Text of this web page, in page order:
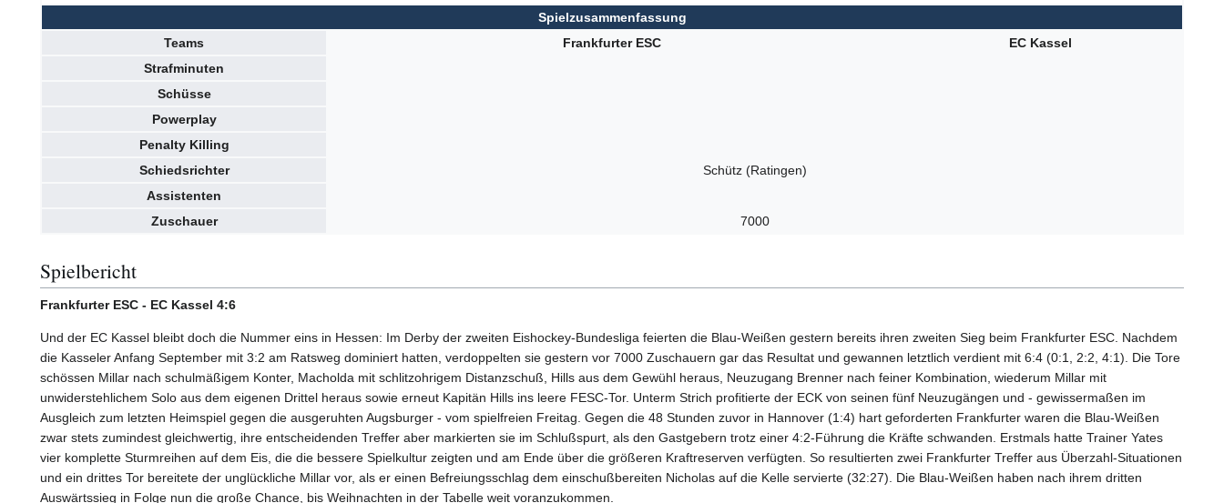
Spielzusammenfassung
Teams
Frankfurter ESC
EC Kassel
Strafminuten
Schüsse
Powerplay
Penalty Killing
Schiedsrichter
Schütz (Ratingen)
Assistenten
Zuschauer
7000
Spielbericht
Frankfurter ESC - EC Kassel 4:6
Und der EC Kassel bleibt doch die Nummer eins in Hessen: Im Derby der zweiten Eishockey-Bundesliga feierten die Blau-Weißen gestern bereits ihren zweiten Sieg beim Frankfurter ESC. Nachdem
die Kasseler Anfang September mit 3:2 am Ratsweg dominiert hatten, verdoppelten sie gestern vor 7000 Zuschauern gar das Resultat und gewannen letztlich verdient mit 6:4 (0:1, 2:2, 4:1). Die Tore
schössen Millar nach schulmäßigem Konter, Macholda mit schlitzohrigem Distanzschuß, Hills aus dem Gewühl heraus, Neuzugang Brenner nach feiner Kombination, wiederum Millar mit
unwiderstehlichem Solo aus dem eigenen Drittel heraus sowie erneut Kapitän Hills ins leere FESC-Tor. Unterm Strich profitierte der ECK von seinen fünf Neuzugängen und - gewissermaßen im
Ausgleich zum letzten Heimspiel gegen die ausgeruhten Augsburger - vom spielfreien Freitag. Gegen die 48 Stunden zuvor in Hannover (1:4) hart geforderten Frankfurter waren die Blau-Weißen
zwar stets zumindest gleichwertig, ihre entscheidenden Treffer aber markierten sie im Schlußspurt, als den Gastgebern trotz einer 4:2-Führung die Kräfte schwanden. Erstmals hatte Trainer Yates
vier komplette Sturmreihen auf dem Eis, die die bessere Spielkultur zeigten und am Ende über die größeren Kraftreserven verfügten. So resultierten zwei Frankfurter Treffer aus Überzahl-Situationen
und ein drittes Tor bereitete der unglückliche Millar vor, als er einen Befreiungsschlag dem einschußbereiten Nicholas auf die Kelle servierte (32:27). Die Blau-Weißen haben nach ihrem dritten
Auswärtssieg in Folge nun die große Chance, bis Weihnachten in der Tabelle weit voranzukommen.